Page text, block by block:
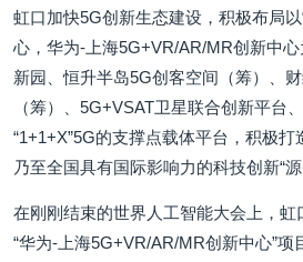
虹口加快5G创新生态建设，积极布局以
心，华为-上海5G+VR/AR/MR创新中
新园、恒升半岛5G创客空间（筹）、
（筹）、5G+VSAT卫星联合创新平台
“1+1+X”5G的支撑点载体平台，积极
乃至全国具有国际影响力的科技创新“源
在刚刚结束的世界人工智能大会上，虹
“华为-上海5G+VR/AR/MR创新中心”